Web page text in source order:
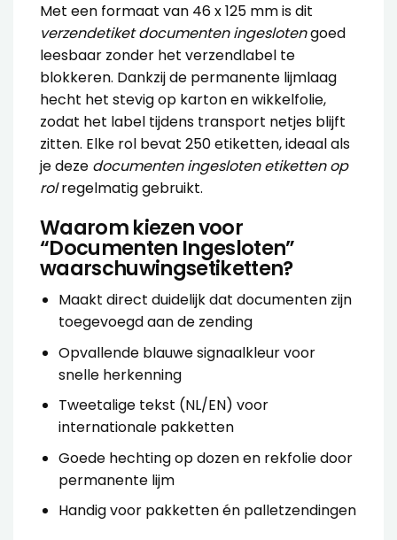
Met een formaat van 46 x 125 mm is dit
verzendetiket documenten ingeslotengoed
leesbaar zonder het verzendlabel te
blokkeren. Dankzij de permanente lijmlaag
hecht het stevig op karton enwikkelfolie,
zodat het label tijdens transport netjes blijft
zitten. Elke rol bevat 250 etiketten, ideaal als
je deze documenten ingesloten etiketten op
rolregelmatig gebruikt.
Waarom kiezen voor
“Documenten Ingesloten”
waarschuwingsetiketten?
Maakt direct duidelijk dat documenten zijn
toegevoegd aan de zending
Opvallende blauwe signaalkleur voor
snelle herkenning
Tweetalige tekst (NL/EN) voor
internationale pakketten
Goede hechting op dozen en rekfolie door
permanente lijm
Handig voor pakketten én palletzendingen